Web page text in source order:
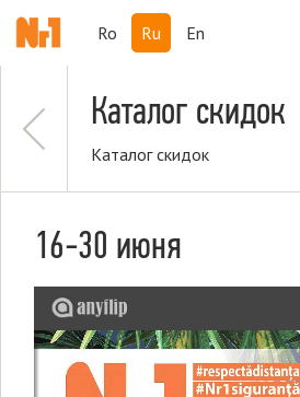
Ro Ru En
Каталог скидок
Каталог скидок
16-30 июня